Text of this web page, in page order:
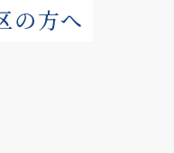
の方へ